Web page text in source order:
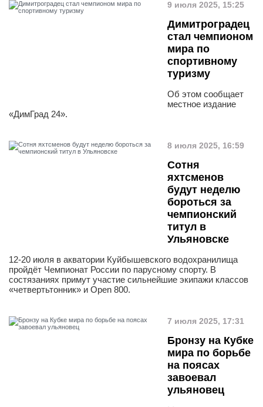
9 июля 2025, 15:25
Димитроградец
стал чемпионом
мира по
спортивному
туризму
Об этом сообщает
местное издание
«ДимГрад 24».
8 июля 2025, 16:59
Сотня
яхтсменов
будут неделю
бороться за
чемпионский
титул в
Ульяновске
12-20 июля в акватории Куйбышевского водохранилища
пройдёт Чемпионат России по парусному спорту. В
состязаниях примут участие сильнейшие экипажи классов
«четвертьтонник» и Open 800.
7 июля 2025, 17:31
Бронзу на Кубке
мира по борьбе
на поясах
завоевал
ульяновец